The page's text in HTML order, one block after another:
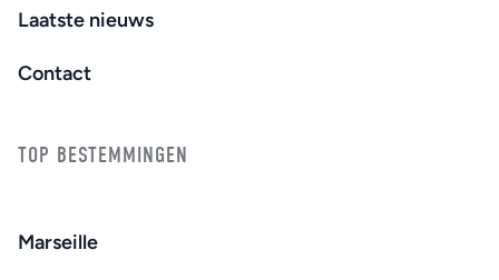
Laatste nieuws
Contact
TOP BESTEMMINGEN
Marseille